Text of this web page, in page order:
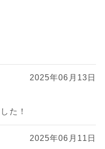
2025年06月13日
た！
2025年06月11日